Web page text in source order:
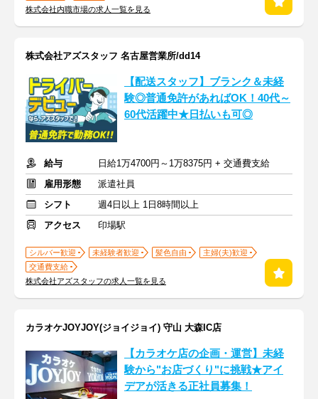
株式会社内職市場の求人一覧を見る
株式会社アズスタッフ 名古屋営業所/dd14
【配送スタッフ】ブランク＆未経
験◎普通免許があればOK！40代～
60代活躍中★日払いも可◎
給与
日給1万4700円～1万8375円 + 交通費支給
雇用形態
派遣社員
シフト
週4日以上 1日8時間以上
アクセス
印場駅
シルバー歓迎 未経験者歓迎 髪色自由
主婦(夫)歓迎
交通費支給
株式会社アズスタッフの求人一覧を見る
カラオケJOYJOY(ジョイジョイ) 守山 大森IC店
【カラオケ店の企画・運営】未経
験から"お店づくり"に挑戦★アイ
デアが活きる正社員募集！